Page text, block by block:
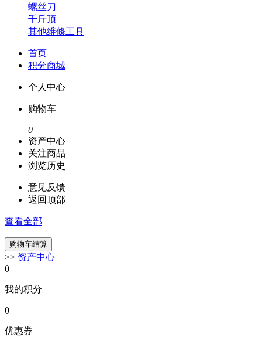
螺丝刀
千斤顶
其他维修工具
首页
积分商城
个人中心
购物车
0
资产中心
关注商品
浏览历史
意见反馈
返回顶部
查看全部
>> 资产中心
0
我的积分
0
优惠券